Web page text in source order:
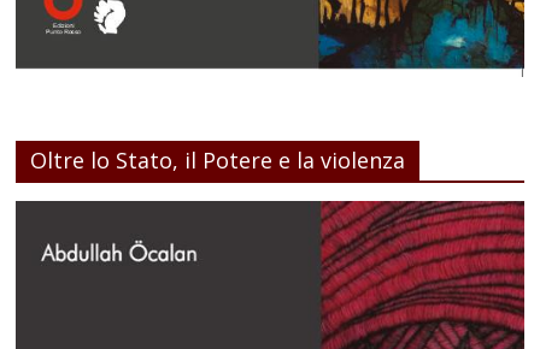
Oltre lo Stato, il Potere e la violenza